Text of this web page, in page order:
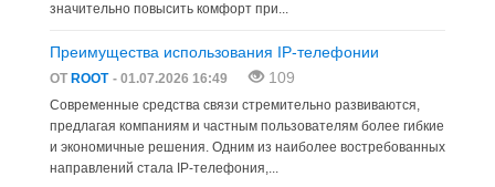
значительно повысить комфорт при...
Преимущества использования IP-телефонии
ОТ ROOT - 01.07.2026 16:49 109
Современные средства связи стремительно развиваются,
предлагая компаниям и частным пользователям более гибкие
и экономичные решения. Одним из наиболее востребованных
направлений стала IP-телефония,...